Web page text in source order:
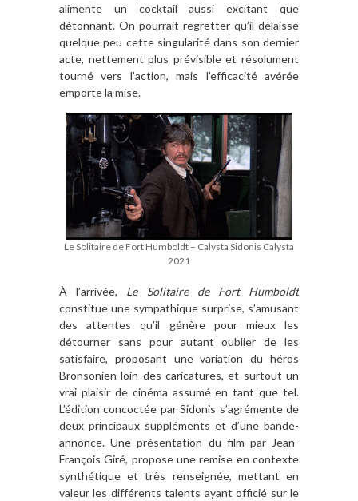
alimente un cocktail aussi excitant que
détonnant. On pourrait regretter qu’il délaisse
quelque peu cette singularité dans son dernier
acte, nettement plus prévisible et résolument
tourné vers l’action, mais l’efficacité avérée
emporte la mise.
Le Solitaire de Fort Humboldt – Calysta Sidonis Calysta
2021
À l’arrivée, Le Solitaire de Fort Humboldt
constitue une sympathique surprise, s’amusant
des attentes qu’il génère pour mieux les
détourner sans pour autant oublier de les
satisfaire, proposant une variation du héros
Bronsonien loin des caricatures, et surtout un
vrai plaisir de cinéma assumé en tant que tel.
L’édition concoctée par Sidonis s’agrémente de
deux principaux suppléments et d’une bande-
annonce. Une présentation du film par Jean-
François Giré, propose une remise en contexte
synthétique et très renseignée, mettant en
valeur les différents talents ayant officié sur le